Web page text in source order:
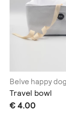
Belve happy dog
Travel bowl
€ 4.00